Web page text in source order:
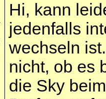
Hi, kann
jedenfalls
wechseln
nicht, ob es
die Sky